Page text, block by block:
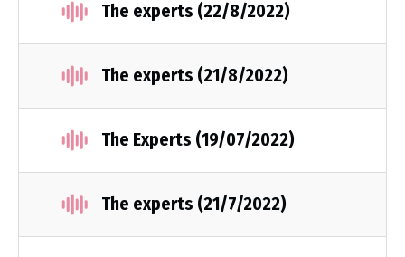
The experts (22/8/2022)
The experts (21/8/2022)
The Experts (19/07/2022)
The experts (21/7/2022)